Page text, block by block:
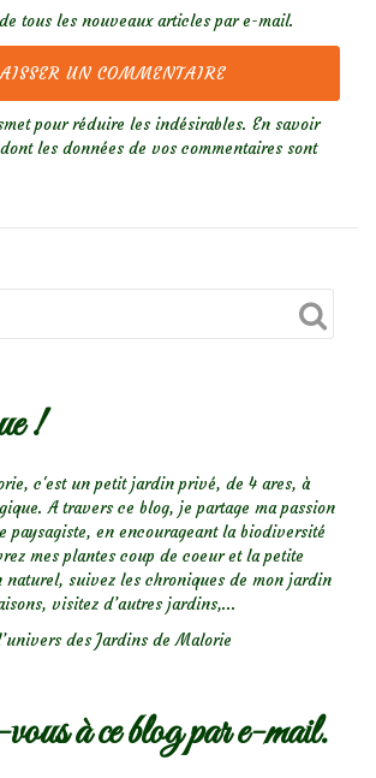
tous les nouveaux articles par e-mail.
pour réduire les indésirables. En savoir
les données de vos commentaires sont
!
c'est un petit jardin privé, de 4 ares, à
A travers ce blog, je partage ma passion
paysagiste, en encourageant la biodiversité
mes plantes coup de coeur et la petite
naturel, suivez les chroniques de mon jardin
visitez d’autres jardins,...
des Jardins de Malorie
à ce blog par e-mail.